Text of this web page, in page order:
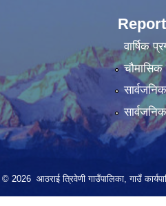
वार्षिक
चौमासिक
© 2026 आठराई त्रिवेणी गाउँपालिका, गाउँ